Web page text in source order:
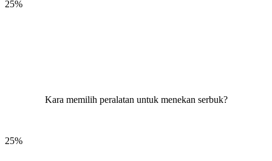
25%
Kara memilih peralatan untuk menekan serbuk?
25%